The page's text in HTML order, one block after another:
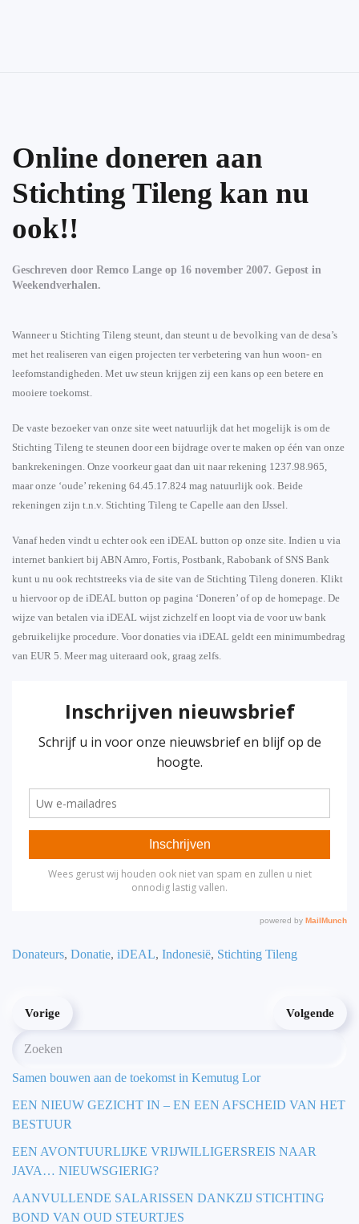
Online doneren aan
Stichting Tileng kan nu
ook!!
Geschreven door Remco Lange op 16 november 2007. Gepost in
Weekendverhalen.
Wanneer u Stichting Tileng steunt, dan steunt u de bevolking van de desa’s
met het realiseren van eigen projecten ter verbetering van hun woon- en
leefomstandigheden. Met uw steun krijgen zij een kans op een betere en
mooiere toekomst.
De vaste bezoeker van onze site weet natuurlijk dat het mogelijk is om de
Stichting Tileng te steunen door een bijdrage over te maken op één van onze
bankrekeningen. Onze voorkeur gaat dan uit naar rekening 1237.98.965,
maar onze ‘oude’ rekening 64.45.17.824 mag natuurlijk ook. Beide
rekeningen zijn t.n.v. Stichting Tileng te Capelle aan den IJssel.
Vanaf heden vindt u echter ook een iDEAL button op onze site. Indien u via
internet bankiert bij ABN Amro, Fortis, Postbank, Rabobank of SNS Bank
kunt u nu ook rechtstreeks via de site van de Stichting Tileng doneren. Klikt
u hiervoor op de iDEAL button op pagina ‘Doneren’ of op de homepage. De
wijze van betalen via iDEAL wijst zichzelf en loopt via de voor uw bank
gebruikelijke procedure. Voor donaties via iDEAL geldt een minimumbedrag
van EUR 5. Meer mag uiteraard ook, graag zelfs.
Donateurs, Donatie, iDEAL, Indonesië, Stichting Tileng
Vorige Volgende
Samen bouwen aan de toekomst in Kemutug Lor
EEN NIEUW GEZICHT IN – EN EEN AFSCHEID VAN HET
BESTUUR
EEN AVONTUURLIJKE VRIJWILLIGERSREIS NAAR
JAVA… NIEUWSGIERIG?
AANVULLENDE SALARISSEN DANKZIJ STICHTING
BOND VAN OUD STEURTJES